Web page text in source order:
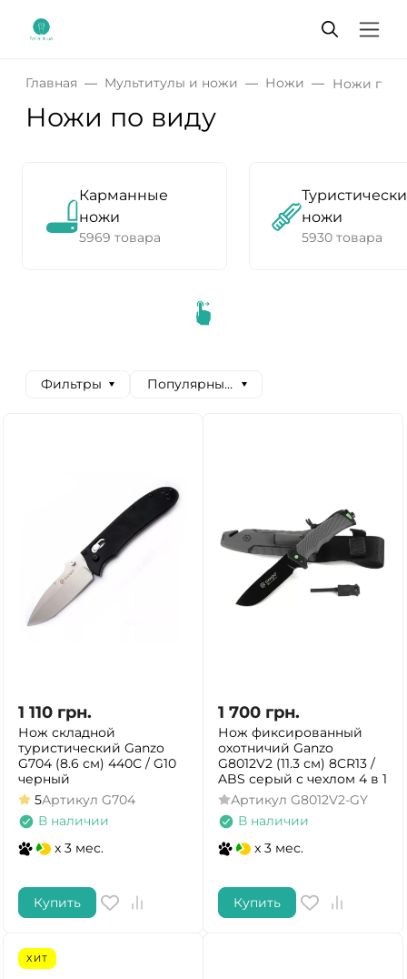
Главная Мультитулы и ножи Ножи Ножи по
Ножи по виду
Карманные
ножи
5969 товара
ножи
5930 товара
Фильтры Популярные сначала
1 110 грн.
Нож складной
туристический Ganzo
G704 (8.6 см) 440С / G10
черный
5Артикул G704
В наличии
x 3 мес.
Купить
1 700 грн.
Нож фиксированный
охотничий Ganzo
G8012V2 (11.3 см) 8CR13 /
ABS серый с чехлом 4 в 1
Артикул G8012V2-GY
В наличии
x 3 мес.
Купить
ХИТ